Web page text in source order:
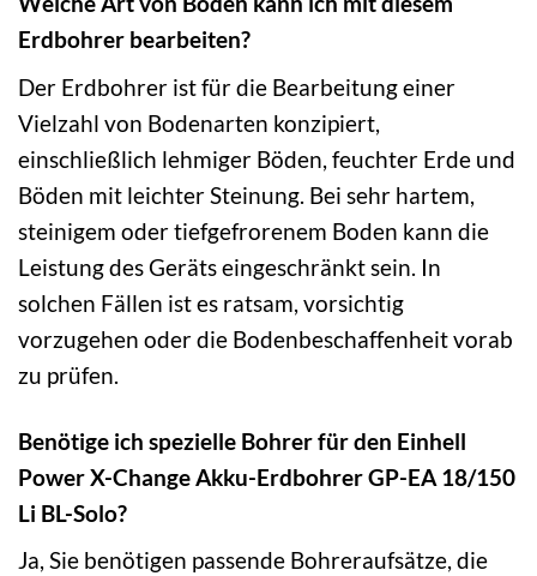
Erdbohrer bearbeiten?
Der Erdbohrer ist für die Bearbeitung einer
Vielzahl von Bodenarten konzipiert,
einschließlich lehmiger Böden, feuchter Erde und
Böden mit leichter Steinung. Bei sehr hartem,
steinigem oder tiefgefrorenem Boden kann die
Leistung des Geräts eingeschränkt sein. In
solchen Fällen ist es ratsam, vorsichtig
vorzugehen oder die Bodenbeschaffenheit vorab
zu prüfen.
Benötige ich spezielle Bohrer für den Einhell
Power X-Change Akku-Erdbohrer GP-EA 18/150
Li BL-Solo?
Ja, Sie benötigen passende Bohreraufsätze, die